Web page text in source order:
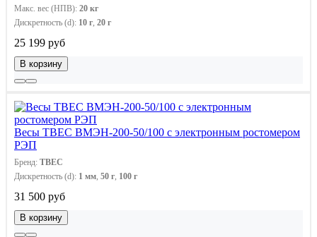
Макс. вес (НПВ): 20 кг
Дискретность (d): 10 г, 20 г
25 199 руб
В корзину
Весы ТВЕС ВМЭН-200-50/100 с электронным ростомером
РЭП
Бренд: ТВЕС
Дискретность (d): 1 мм, 50 г, 100 г
31 500 руб
В корзину